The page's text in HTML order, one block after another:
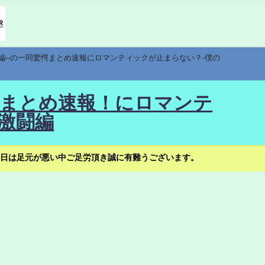
の一同驚愕まとめ速報にロマンティックが止まらない？-僕の
とめ速報！にロマンテ
闘編
足元が悪い中ご足労頂き誠に有難うございます。